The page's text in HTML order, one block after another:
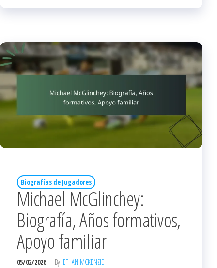
Biografías de Jugadores
Michael McGlinchey:
Biografía, Años formativos,
Apoyo familiar
05/02/2026 By ETHAN MCKENZIE